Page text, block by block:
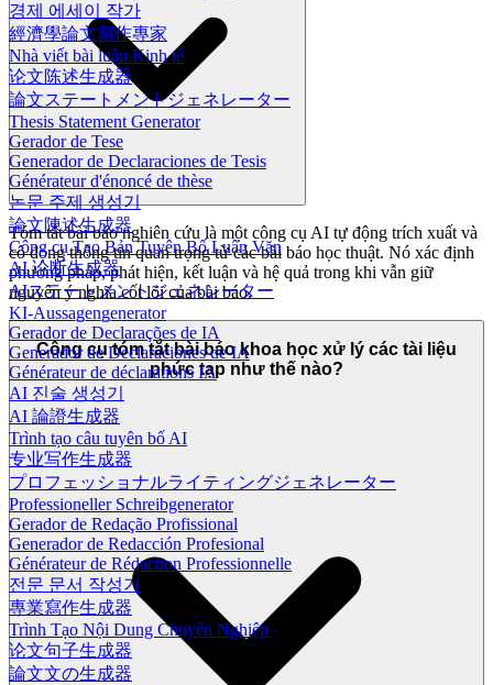
경제 에세이 작가
經濟學論文寫作專家
Nhà viết bài luận Kinh tế
论文陈述生成器
論文ステートメントジェネレーター
Thesis Statement Generator
Gerador de Tese
Generador de Declaraciones de Tesis
Générateur d'énoncé de thèse
논문 주제 생성기
論文陳述生成器
Công cụ Tạo Bản Tuyên Bố Luận Văn
AI 论断生成器
AIステートメントジェネレーター
KI-Aussagengenerator
Gerador de Declarações de IA
Generador de Declaraciones de IA
Générateur de déclarations IA
AI 진술 생성기
AI 論證生成器
Trình tạo câu tuyên bố AI
专业写作生成器
プロフェッショナルライティングジェネレーター
Professioneller Schreibgenerator
Gerador de Redação Profissional
Generador de Redacción Profesional
Générateur de Rédaction Professionnelle
전문 문서 작성기
專業寫作生成器
Trình Tạo Nội Dung Chuyên Nghiệp
论文句子生成器
論文文の生成器
Tóm tắt bài báo nghiên cứu là một công cụ AI tự động trích xuất và
cô đọng thông tin quan trọng từ các bài báo học thuật. Nó xác định
phương pháp, phát hiện, kết luận và hệ quả trong khi vẫn giữ
nguyên ý nghĩa cốt lõi của bài báo.
Công cụ tóm tắt bài báo khoa học xử lý các tài liệu
phức tạp như thế nào?